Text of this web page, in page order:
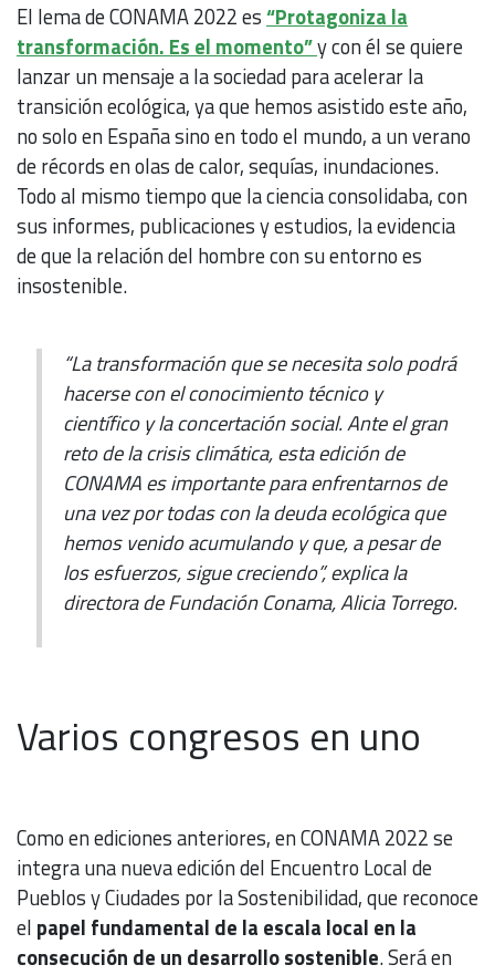
El lema de CONAMA 2022 es“Protagoniza la
transformación. Es el momento”y con él se quiere
lanzar un mensaje a la sociedad para acelerar la
transición ecológica, ya que hemos asistido este año,
no solo en España sino en todo el mundo, a un verano
de récords en olas de calor, sequías, inundaciones.
Todo al mismo tiempo que la ciencia consolidaba, con
sus informes, publicaciones y estudios, la evidencia
de que la relación del hombre con su entorno es
insostenible.
“La transformación que se necesita solo podrá
hacerse con el conocimiento técnico y
científico y la concertación social. Ante el gran
reto de la crisis climática, esta edición de
CONAMA es importante para enfrentarnos de
una vez por todas con la deuda ecológica que
hemos venido acumulando y que, a pesar de
los esfuerzos, sigue creciendo”, explica la
directora de Fundación Conama, Alicia Torrego.
Varios congresos en uno
Como en ediciones anteriores, en CONAMA 2022 se
integra una nueva edición del Encuentro Local de
Pueblos y Ciudades por la Sostenibilidad, que reconoce
el papel fundamental de la escala local en la
consecución de un desarrollo sostenible. Será en